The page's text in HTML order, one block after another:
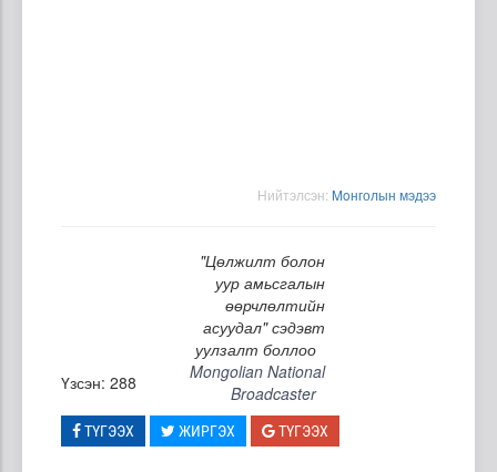
Нийтэлсэн: Moнголын мэдээ
"Цөлжилт болон
уур амьсгалын
өөрчлөлтийн
асуудал" сэдэвт
уулзалт боллоо
Үзсэн: 288
Mongolian National
Broadcaster
ТҮГЭЭХ ЖИРГЭХ ТҮГЭЭХ